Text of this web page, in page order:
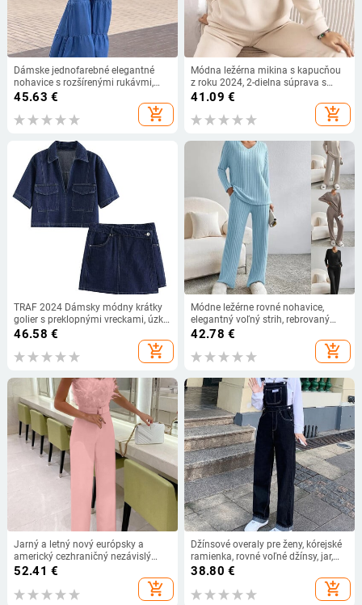
Dámske jednofarebné elegantné
nohavice s rozšírenými rukávmi,
sexy džínsové nohavice, overal,
2023, nová móda, denné oblečenie,
jednodielne oblečenie
45.63 €
add_shopping_cart
Módna ležérna mikina s kapucňou
z roku 2024, 2-dielna súprava s
dlhým rukávom, jednofarebný
41.09 €
add_shopping_cart
TRAF 2024 Dámsky módny krátky
golier s preklopnými vreckami, úzky
džínsový top + asymetrická
džínsová sukňa, 2-dielna súprava
46.58 €
add_shopping_cart
Módne ležérne rovné nohavice,
elegantný voľný strih, rebrovaný
úplet s výstrihom do V, nový
dvojdielny set na jeseň/zimu
42.78 €
add_shopping_cart
Jarný a letný nový európsky a
americký cezhraničný nezávislý
stačný top s perovým trubicovým
52.41 €
add_shopping_cart
Džínsové overaly pre ženy, kórejské
ramienka, rovné voľné džínsy, jar,
jeseň, dievčatá s vysokým pásom,
elegantný streetwear, dámsky
overal
38.80 €
add_shopping_cart